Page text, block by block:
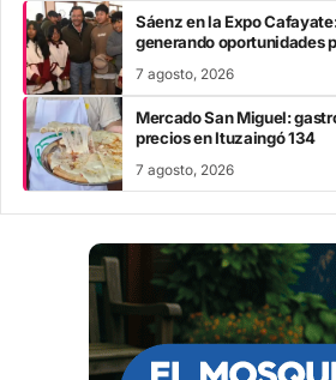
Sáenz en la Expo
generando oportunidades
Salta”
7 agosto, 2026
Mercado San Miguel:
precios en Ituzaingó 134
7 agosto, 2026